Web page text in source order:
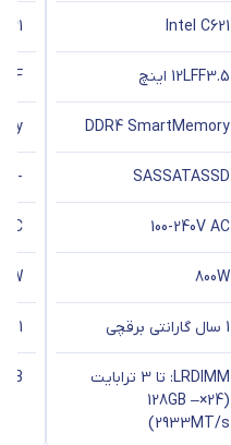
Intel C621
12LFF3.5 اینچ
DDR4 SmartMemory
SASSATASSD
100-240V AC
800W
1 سال گارانتی برقچی
LRDIMM: تا 3 ترابایت
(24×128GB –
2933MT/s)
-
AC
1 سال گارانتی برقچی